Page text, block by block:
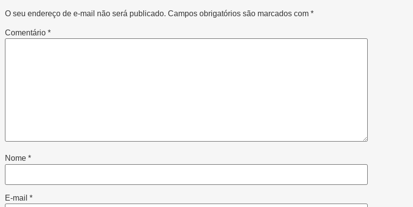
O seu endereço de e-mail não será publicado. Campos obrigatórios são marcados com *
Comentário *
Nome *
E-mail *